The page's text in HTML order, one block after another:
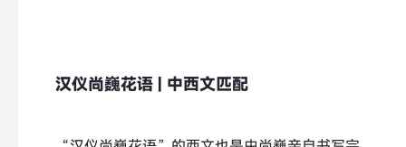
汉仪尚巍花语 | 中西文匹配